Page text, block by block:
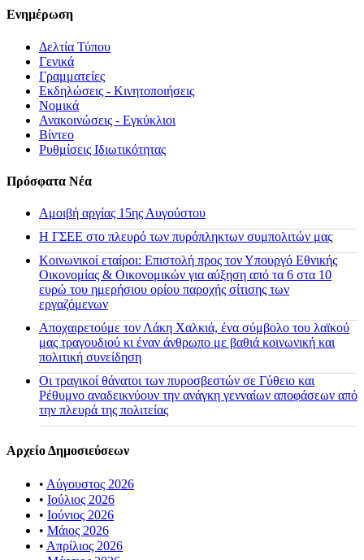
Ενημέρωση
Δελτία Τύπου
Γενικά
Γραμματείες
Εκδηλώσεις - Κινητοποιήσεις
Νομικά
Ανακοινώσεις - Εγκύκλιοι
Βίντεο
Ρυθμίσεις Ιδιωτικότητας
Πρόσφατα Νέα
Αμοιβή αργίας 15ης Αυγούστου
H ΓΣΕΕ στο πλευρό των πυρόπληκτων συμπολιτών μας
Κοινωνικοί εταίροι: Επιστολή προς τον Υπουργό Εθνικής
Οικονομίας & Οικονομικών για αύξηση από τα 6 στα 10
ευρώ του ημερήσιου ορίου παροχής σίτισης των
εργαζόμενων
Αποχαιρετούμε τον Λάκη Χαλκιά, ένα σύμβολο του λαϊκού
μας τραγουδιού κι έναν άνθρωπο με βαθιά κοινωνική και
πολιτική συνείδηση
Οι τραγικοί θάνατοι των πυροσβεστών σε Γύθειο και
Ρέθυμνο αναδεικνύουν την ανάγκη γενναίων αποφάσεων από
την πλευρά της πολιτείας
Αρχείο Δημοσιεύσεων
• Αύγουστος 2026
• Ιούλιος 2026
• Ιούνιος 2026
• Μάιος 2026
• Απρίλιος 2026